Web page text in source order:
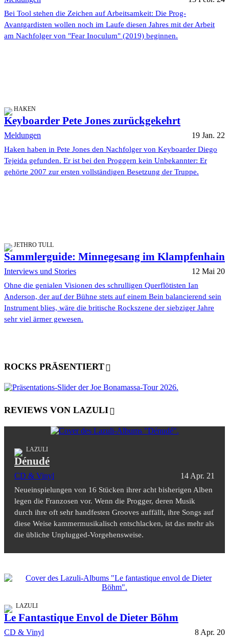
Bei Tool stehen die Zeichen auf Arbeitsamkeit: Die Prog-
Avantgardisten wollen noch im Laufe diesen Jahres mit der Arbeit
am Nachfolger von "Fear Inoculum" (2019) beginnen.
HAKEN
Keyboarder Pete Jones zurückgekehrt
Meldungen 19 Jan. 22
Haken haben in Pete Jones den Nachfolger von Keyboarder Diego
Tejeida gefunden. Er ist bei den Proggern kein Unbekannter: Er
gehörte 2007 zur ersten vollständigen Besetzung der Truppe.
JETHRO TULL
Sammlerguide: Minnegesang im Klampfenhain
Interviews und Stories 12 Mai 20
Ohne die genialen Visionen des schrulligen Querflötisten Ian
Anderson, der auf der Bühne stets auf einem Bein balancierend sein
Instrument blies, wäre die britische Rockszene der siebziger Jahre
sehr viel ärmer gewesen.
ROCKS PRÄSENTIERT
REVIEWS VON LAZULI
LAZULI
Dénudé
CD & Vinyl 14 Apr. 21
Neueinspielungen von 16 Stücken ihrer acht bisherigen Alben
legen die Franzosen vor. Wenn die Progger, deren Musik
durch ihre oft sehr handfesten Grooves auffällt, ihre Songs auf
diese Weise kammermusikalisch entschlacken, ist das mehr als
die übliche Unplugged-Vorgehensweise.
LAZULI
Le Fantastique Envol de Dieter Böhm
CD & Vinyl 8 Apr. 20